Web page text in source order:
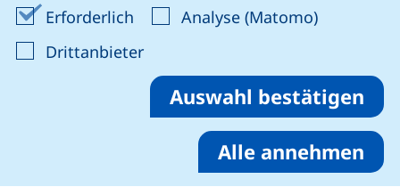
Erforderlich Erforderliche Cookies akzeptieren
Analyse (Matomo)Analyse-
Drittanbieter: Cookies von Drittanbieter
Auswahl bestätigen
Alle annehmen
Datenschutz
Erklärung zur Barrierefreiheit